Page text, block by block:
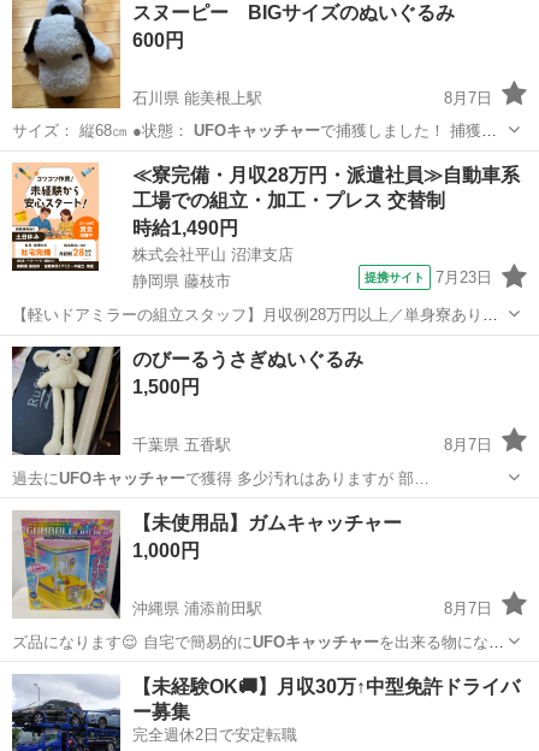
スヌーピー BIGサイズのぬいぐるみ
600円
石川県 能美根上駅
8月7日
サイズ： 縦68㎝ ●状態： UFOキャッチャーで捕獲しました！ 捕獲後
は、袋に…
石川 能美市 能美根上駅 おもちゃ
≪寮完備・月収28万円・派遣社員≫自動車系
工場での組立・加工・プレス 交替制
時給1,490円
株式会社平山 沼津支店
静岡県 藤枝市
提携サイト 7月23日
【軽いドアミラーの組立スタッフ】月収例28万円以上／単身寮あり／
年間休日121日／初めてさんも安心のカンタン作業 【未経験歓迎】軽
いドアミラーの組立スタッフ｜新設のキレイな工場◎男女活躍中！ 大
手自動車部品メーカーの新設工...
静岡 藤枝市 その他
のびーるうさぎぬいぐるみ
1,500円
千葉県 五香駅
8月7日
過去にUFOキャッチャーで獲得 多少汚れはありますが 部…
千葉 松戸市 五香駅 その他
【未使用品】ガムキャッチャー
1,000円
沖縄県 浦添前田駅
8月7日
ズ品になります😌 自宅で簡易的にUFOキャッチャーを出来る物になっ
ています！ 青色…
沖縄 浦添市 浦添前田駅 おもちゃ
【未経験OK🚚】月収30万↑中型免許ドライバ
ー募集
完全週休2日で安定転職